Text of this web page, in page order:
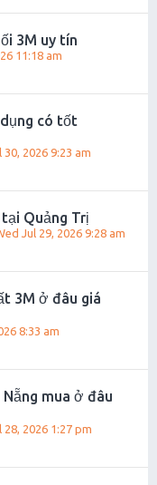
3M uy tín
11:18 am
có tốt
30, 2026 9:23 am
Quảng Trị
Jul 29, 2026 9:28 am
3M ở đâu giá
8:33 am
mua ở đâu
28, 2026 1:27 pm